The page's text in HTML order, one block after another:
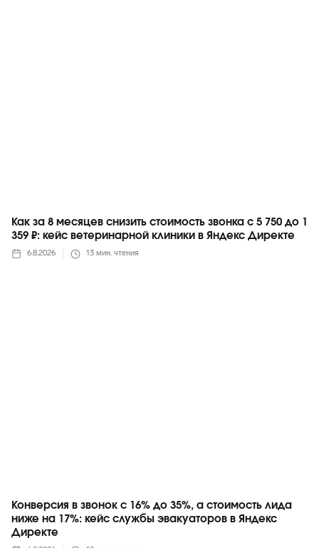
Как за 8 месяцев снизить стоимость звонка с 5 750 до 1
359 ₽: кейс ветеринарной клиники в Яндекс Директе
6.8.2026 13 мин. чтения
Конверсия в звонок с 16% до 35%, а стоимость лида
ниже на 17%: кейс службы эвакуаторов в Яндекс
Директе